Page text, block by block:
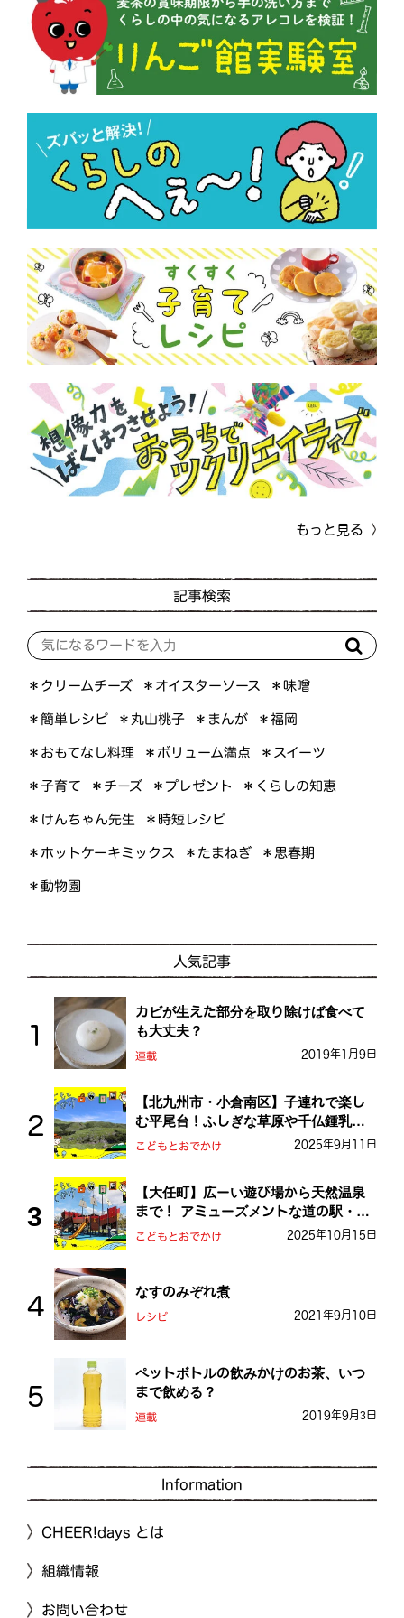
もっと見る
記事検索
＊クリームチーズ ＊オイスターソース ＊味噌
＊簡単レシピ ＊丸山桃子 ＊まんが ＊福岡
＊おもてなし料理 ＊ボリューム満点 ＊スイーツ
＊子育て ＊チーズ ＊プレゼント ＊くらしの知恵
＊けんちゃん先生 ＊時短レシピ
＊ホットケーキミックス ＊たまねぎ ＊思春期
＊動物園
人気記事
カビが生えた部分を取り除けば食べて
も大丈夫？
連載 2019年1月9日
【北九州市・小倉南区】子連れで楽し
む平尾台！ふしぎな草原や千仏鍾乳洞
を探検しよう！
こどもとおでかけ 2025年9月11日
【大任町】広ーい遊び場から天然温泉
まで！ アミューズメントな道の駅・お
おとう桜街道
こどもとおでかけ 2025年10月15日
なすのみぞれ煮
レシピ 2021年9月10日
ペットボトルの飲みかけのお茶、いつ
まで飲める？
連載 2019年9月3日
Information
CHEER!days とは
組織情報
お問い合わせ